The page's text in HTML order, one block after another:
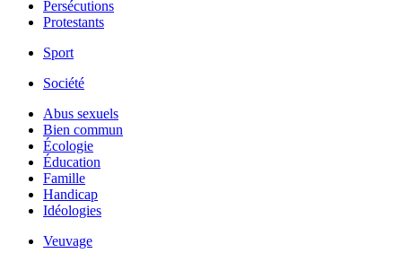
Persécutions
Protestants
Sport
Société
Abus sexuels
Bien commun
Écologie
Éducation
Famille
Handicap
Idéologies
Veuvage